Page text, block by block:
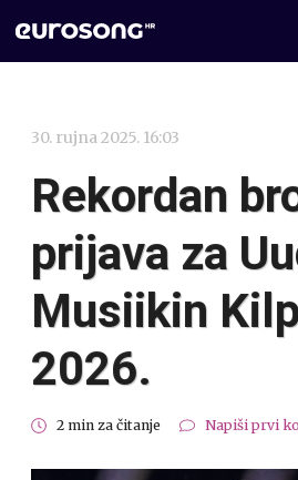
30. rujna 2025. 16:03
Rekordan
prijava za
Musiikin
2026.
2 min za čitanje Napiši prvi